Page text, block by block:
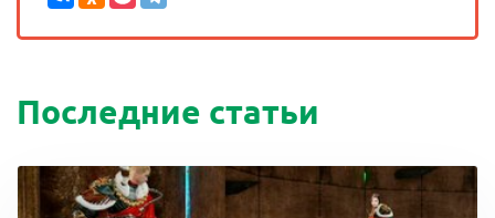
Последние статьи